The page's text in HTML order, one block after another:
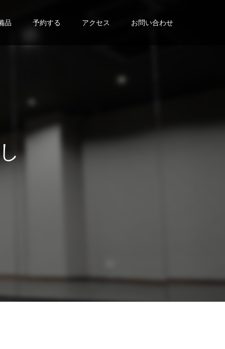
品 予約する アクセス お問い合わせ
い。